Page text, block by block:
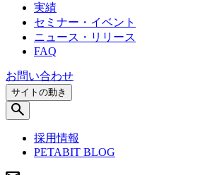
実績
セミナー・イベント
ニュース・リリース
FAQ
お問い合わせ
サイトの動き
採用情報
PETABIT BLOG